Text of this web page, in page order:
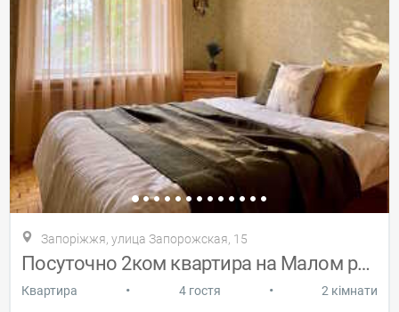
Запоріжжя, улица Запорожская, 15
Посуточно 2ком квартира на Малом рынке
Квартира • 4 гостя • 2 кімнати